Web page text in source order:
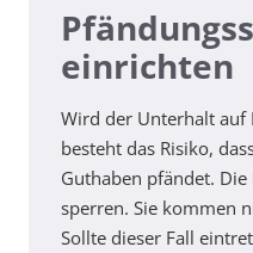
einrichten
Wird der Unterhalt
besteht das Risiko,
Guthaben pfändet.
sperren. Sie kommen
Sollte dieser Fall